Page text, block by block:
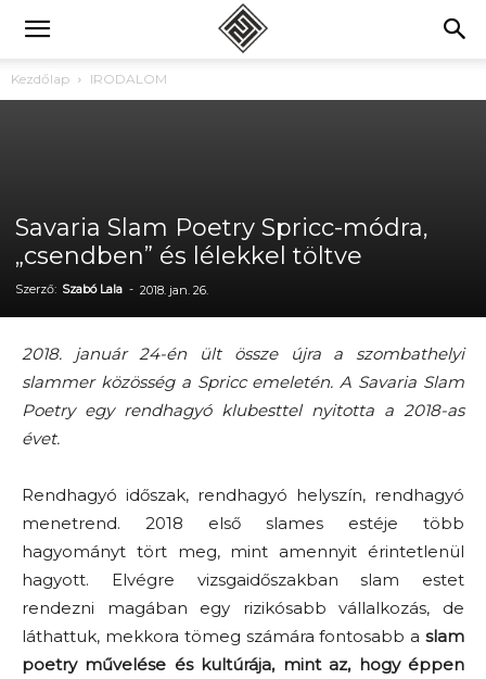
Kezdőlap IRODALOM
Savaria Slam Poetry Spricc-módra,
„csendben” és lélekkel töltve
Szerző: Szabó Lala - 2018. jan. 26.
2018. január 24-én ült össze újra a szombathelyi
slammer közösség a Spricc emeletén. A Savaria Slam
Poetry egy rendhagyó klubesttel nyitotta a 2018-as
évet.
Rendhagyó időszak, rendhagyó helyszín, rendhagyó
menetrend. 2018 első slames estéje több
hagyományt tört meg, mint amennyit érintetlenül
hagyott. Elvégre vizsgaidőszakban slam estet
rendezni magában egy rizikósabb vállalkozás, de
láthattuk, mekkora tömeg számára fontosabb a slam
poetry művelése és kultúrája, mint az, hogy éppen